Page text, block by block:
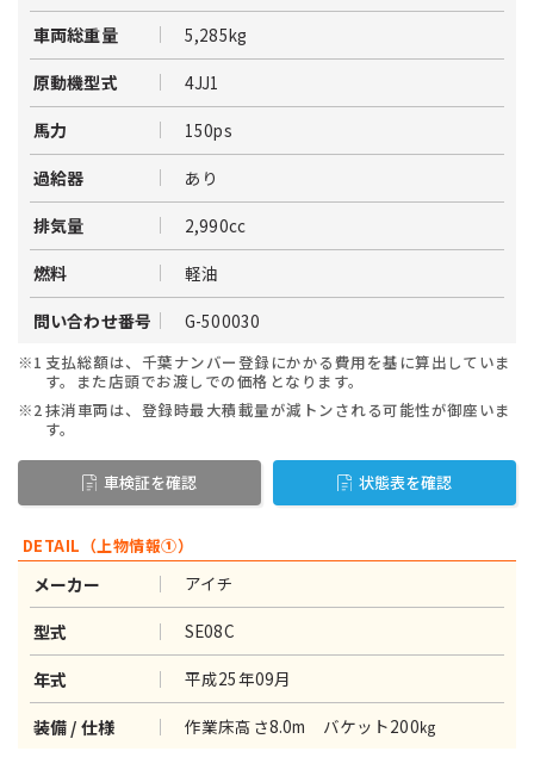
車両総重量 5,285kg
原動機型式 4JJ1
馬力 150ps
過給器 あり
排気量 2,990cc
燃料 軽油
問い合わせ番号 G-500030
※1 支払総額は、千葉ナンバー登録にかかる費用を基に算出していま
す。また店頭でお渡しでの価格となります。
※2抹消車両は、登録時最大積載量が減トンされる可能性が御座いま
す。
車検証を確認 状態表を確認
DETAIL（上物情報①）
メーカー アイチ
型式 SE08C
年式 平成25年09月
装備 / 仕様 作業床高さ8.0m バケット200㎏